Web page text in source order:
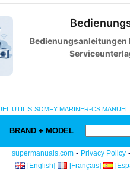
Bedienungsanleitungen
UTILIS SOMFY MARINER-CS
BRAND + MODEL
supermanuals.com- Privacy Policy
[English] [Français]